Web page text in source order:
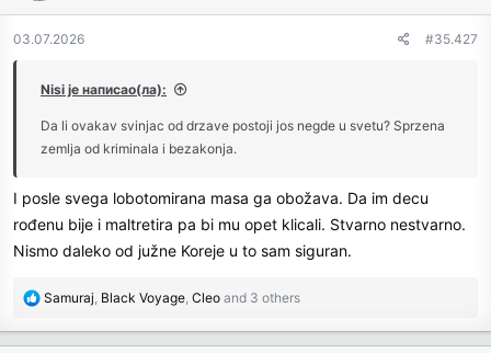
o
n
03.07.2026 #35.427
Nisi је написао(ла):
Da li ovakav svinjac od drzave postoji jos negde u svetu? Sprzena
zemlja od kriminala i bezakonja.
I posle svega lobotomirana masa ga obožava. Da im decu
rođenu bije i maltretira pa bi mu opet klicali. Stvarno nestvarno.
Nismo daleko od južne Koreje u to sam siguran.
R
Samuraj, Black Voyage, Cleo and 3 others